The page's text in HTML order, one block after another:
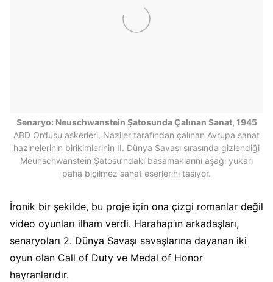
Senaryo: Neuschwanstein Şatosunda Çalınan Sanat, 1945
ABD Ordusu askerleri, Naziler tarafından çalınan Avrupa sanat
hazinelerinin birikimlerinin II. Dünya Savaşı sırasında gizlendiği
Meunschwanstein Şatosu’ndaki basamaklarını aşağı yukarı
paha biçilmez sanat eserlerini taşıyor.
İronik bir şekilde, bu proje için ona çizgi romanlar değil
video oyunları ilham verdi. Harahap’ın arkadaşları,
senaryoları 2. Dünya Savaşı savaşlarına dayanan iki
oyun olan Call of Duty ve Medal of Honor
hayranlarıdır.